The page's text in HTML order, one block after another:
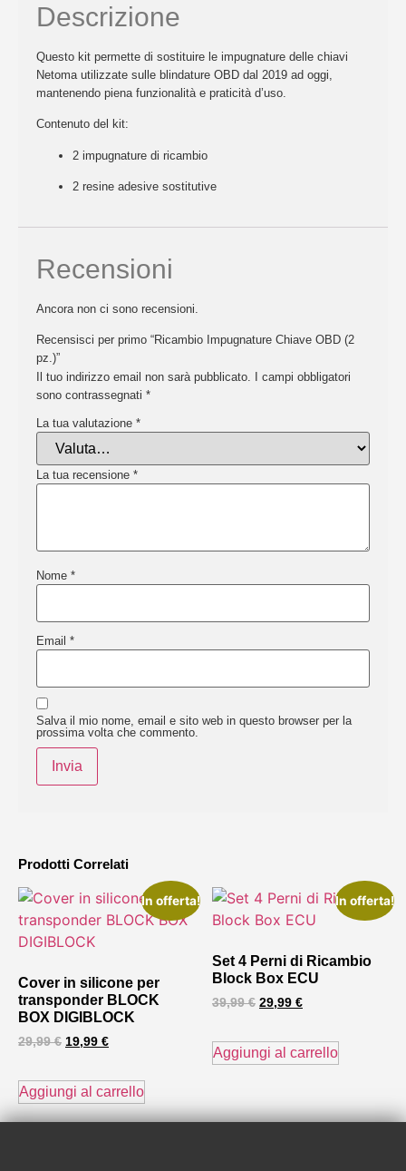
Prodotti Correlati
In offerta!
Cover in silicone per
transponder BLOCK
BOX DIGIBLOCK
29,99€ 19,99 €
Aggiungi al carrello
In offerta!
Set 4 Perni di Ricambio
Block Box ECU
39,99€ 29,99 €
Aggiungi al carrello
Descrizione
Questo kit permette di sostituire le impugnature delle chiavi
Netoma utilizzate sulle blindature OBD dal 2019 ad oggi
mantenendo piena funzionalità e praticità d’uso.
Contenuto del kit:
2 impugnature di ricambio
2 resine adesive sostitutive
Recensioni
Ancora non ci sono recensioni.
Recensisci per primo “Ricambio Impugnature Chiave OBD (2
pz.)”
Il tuo indirizzo email non sarà pubblicato.
I campi obbligatori
sono contrassegnati *
La tua valutazione *
La tua recensione *
Nome *
Email *
Salva il mio nome, email e sito web in questo browser per la
prossima volta che commento.